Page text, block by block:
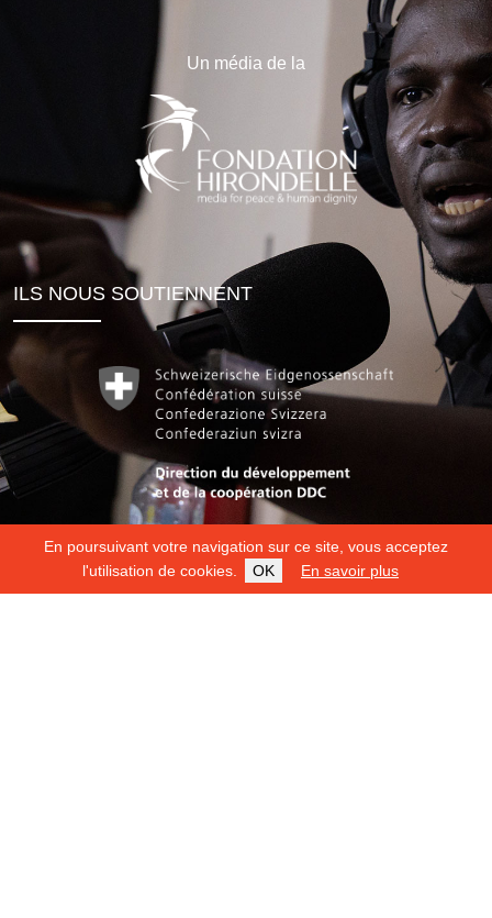
En poursuivant votre navigation sur ce site, vous acceptez
l'utilisation de cookies.
OK En savoir plus
Un média de la
ILS NOUS SOUTIENNENT